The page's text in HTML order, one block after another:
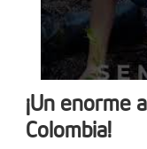
¡Un enorme
Colombia!